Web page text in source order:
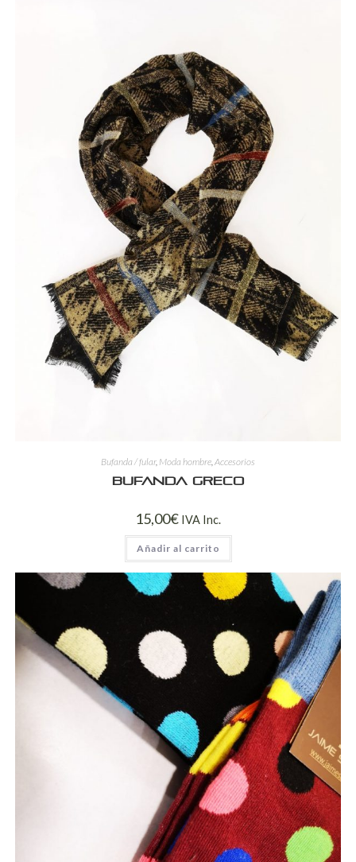
Bufanda / fular, Moda hombre,Accesorios
Bufanda Greco
15,00€ IVA Inc.
Añadir al carrito